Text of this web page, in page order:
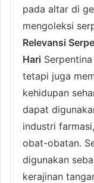
pada altar di
mengoleksi
Relevansi
Hari
tetapi juga
kehidupan
dapat
industri
obat-obatan.
digunakan
kerajinan